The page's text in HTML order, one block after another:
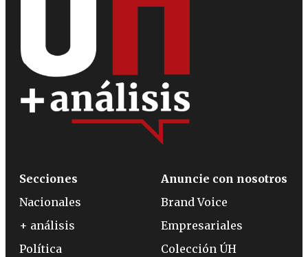
Secciones
Nacionales
+ análisis
Política
Anuncie con nosotros
Brand Voice
Empresariales
Colección ÚH